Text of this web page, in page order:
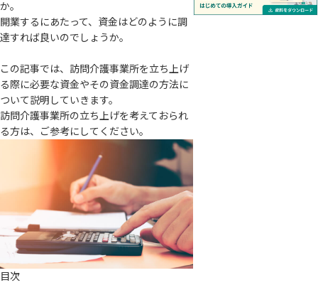
か。
開業するにあたって、資金はどのように調
達すれば良いのでしょうか。
この記事では、訪問介護事業所を立ち上げ
る際に必要な資金やその資金調達の方法に
ついて説明していきます。
訪問介護事業所の立ち上げを考えておられ
る方は、ご参考にしてください。
目次